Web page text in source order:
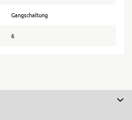
Gangschaltung
6